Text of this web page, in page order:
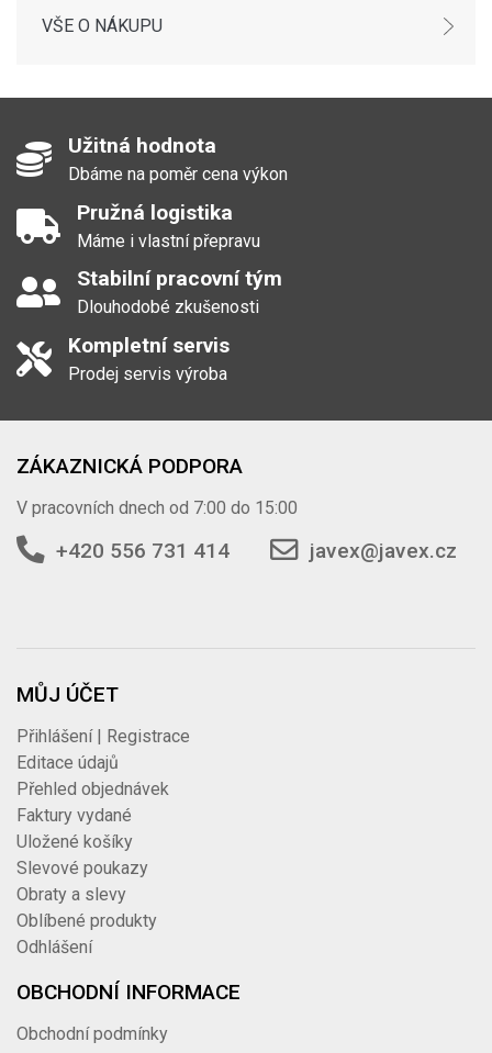
VŠE O NÁKUPU
Užitná hodnota
Dbáme na poměr cena výkon
Pružná logistika
Máme i vlastní přepravu
Stabilní pracovní tým
Dlouhodobé zkušenosti
Kompletní servis
Prodej servis výroba
ZÁKAZNICKÁ PODPORA
V pracovních dnech od 7:00 do 15:00
+420 556 731 414 javex@javex.cz
MŮJ ÚČET
Přihlášení | Registrace
Editace údajů
Přehled objednávek
Faktury vydané
Uložené košíky
Slevové poukazy
Obraty a slevy
Oblíbené produkty
Odhlášení
OBCHODNÍ INFORMACE
Obchodní podmínky